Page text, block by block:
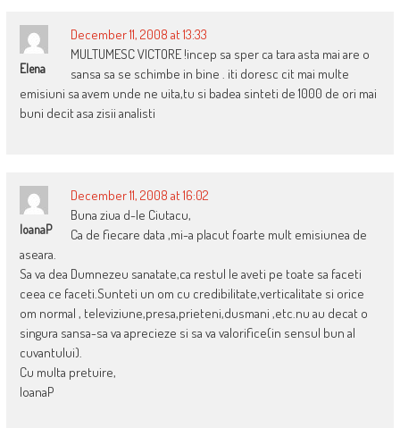
Elena
December 11, 2008 at 13:33
MULTUMESC VICTORE !incep sa sper ca tara asta mai are o
sansa sa se schimbe in bine . iti doresc cit mai multe
emisiuni sa avem unde ne uita,tu si badea sinteti de 1000 de ori mai
buni decit asa zisii analisti
IoanaP
December 11, 2008 at 16:02
Buna ziua d-le Ciutacu,
Ca de fiecare data ,mi-a placut foarte mult emisiunea de
aseara.
Sa va dea Dumnezeu sanatate,ca restul le aveti pe toate sa faceti
ceea ce faceti.Sunteti un om cu credibilitate,verticalitate si orice
om normal , televiziune,presa,prieteni,dusmani ,etc.nu au decat o
singura sansa-sa va aprecieze si sa va valorifice(in sensul bun al
cuvantului).
Cu multa pretuire,
IoanaP